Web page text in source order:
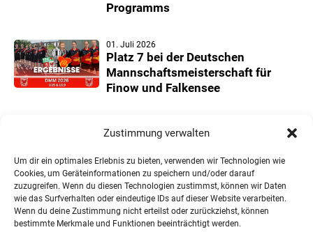
Zustimmung verwalten
Um dir ein optimales Erlebnis zu bieten, verwenden wir Technologien wie
Cookies, um Geräteinformationen zu speichern und/oder darauf
zuzugreifen. Wenn du diesen Technologien zustimmst, können wir Daten
wie das Surfverhalten oder eindeutige IDs auf dieser Website verarbeiten.
Wenn du deine Zustimmung nicht erteilst oder zurückziehst, können
bestimmte Merkmale und Funktionen beeinträchtigt werden.
Programms
Platz 7 bei der Deutschen
Mannschaftsmeisterschaft für
Finow und Falkensee
01. Juli 2026
Neuer Teilnehmerrekord und
Landesmannschaftspokal U11/13
« Ältere Einträge